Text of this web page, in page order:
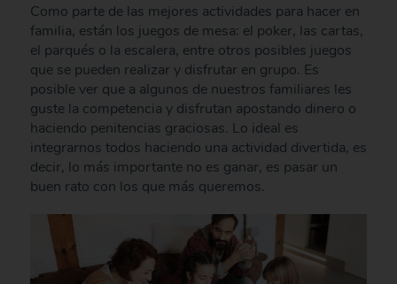
Como parte de las mejores actividades para hacer en
familia, están los juegos de mesa: el poker, las cartas,
el parqués o la escalera, entre otros posibles juegos
que se pueden realizar y disfrutar en grupo. Es
posible ver que a algunos de nuestros familiares les
guste la competencia y disfrutan apostando dinero o
haciendo penitencias graciosas. Lo ideal es
integrarnos todos haciendo una actividad divertida, es
decir, lo más importante no es ganar, es pasar un
buen rato con los que más queremos.